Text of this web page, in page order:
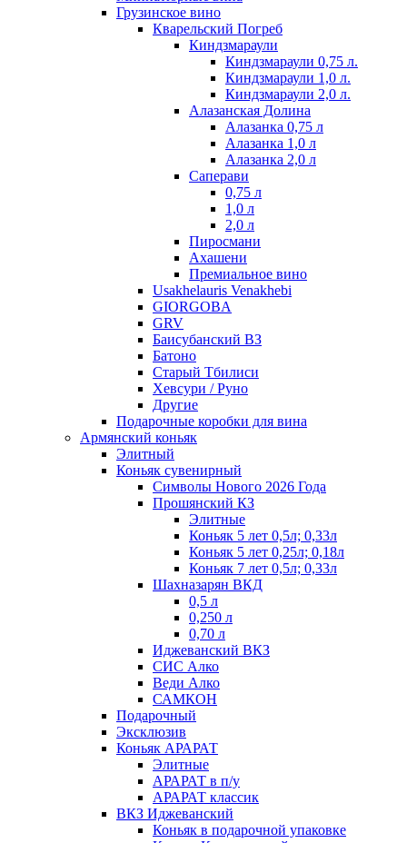
Грузинское вино
Кварельский Погреб
Киндзмараули
Киндзмараули 0,75 л.
Киндзмараули 1,0 л.
Киндзмараули 2,0 л.
Алазанская Долина
Алазанка 0,75 л
Алазанка 1,0 л
Алазанка 2,0 л
Саперави
0,75 л
1,0 л
2,0 л
Пиросмани
Ахашени
Премиальное вино
Usakhelauris Venakhebi
GIORGOBA
GRV
Баисубанский ВЗ
Батоно
Старый Тбилиси
Хевсури / Руно
Другие
Подарочные коробки для вина
Армянский коньяк
Элитный
Коньяк сувенирный
Символы Нового 2026 Года
Прошянский КЗ
Элитные
Коньяк 5 лет 0,5л; 0,33л
Коньяк 5 лет 0,25л; 0,18л
Коньяк 7 лет 0,5л; 0,33л
Шахназарян ВКД
0,5 л
0,250 л
0,70 л
Иджеванский ВКЗ
СИС Алко
Веди Алко
САМКОН
Подарочный
Эксклюзив
Коньяк АРАРАТ
Элитные
АРАРАТ в п/у
АРАРАТ классик
ВКЗ Иджеванский
Коньяк в подарочной упаковке